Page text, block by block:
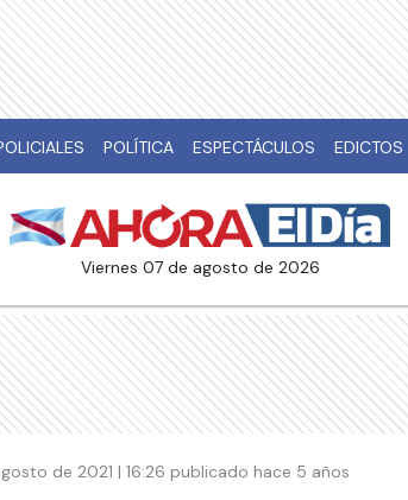
POLÍTICA ESPECTÁCULOS EDICTOS
viernes 07 de agosto de 2026
de 2021 | 16:26 publicado hace 5 años